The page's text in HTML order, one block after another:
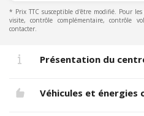
* Prix TTC susceptible d'être modifié. Pour
visite, contrôle complémentaire, contrôle
contacter.
Présentation du
Véhicules et énergies